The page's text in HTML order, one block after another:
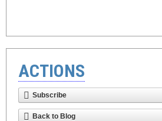
ACTIONS
Subscribe
Back to Blog